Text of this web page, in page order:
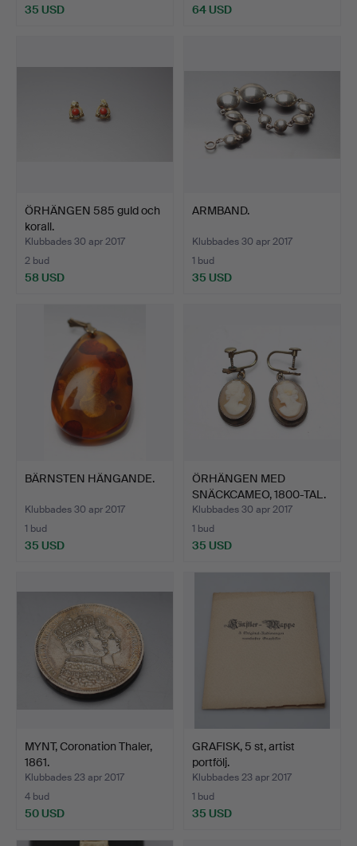
35 USD 64 USD
ÖRHÄNGEN 585 guld och
korall.
Klubbades 30 apr 2017
2 bud
58 USD
ARMBAND.
Klubbades 30 apr 2017
1 bud
35 USD
BÄRNSTEN HÄNGANDE.
Klubbades 30 apr 2017
1 bud
35 USD
ÖRHÄNGEN MED
SNÄCKCAMEO, 1800-TAL.
Klubbades 30 apr 2017
1 bud
35 USD
MYNT, Coronation Thaler,
1861.
Klubbades 23 apr 2017
4 bud
50 USD
GRAFISK, 5 st, artist
portfölj.
Klubbades 23 apr 2017
1 bud
35 USD